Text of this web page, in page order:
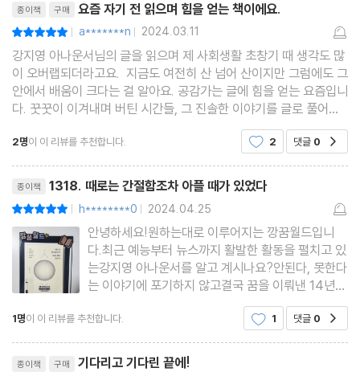
《때로는 간절함조차 아플 때가 있었다》는 14년 차 아나운서 강지영
의 실패와 시행착오에 관한 기록이다. 동시에 기회와 성장의 기록이
기도 하다. 저자는 누구든 자기 자신을 믿고, 조금씩 나아간다면 원
하는 미래에 다가갈 수 있다고 말한다. 그러면서 지금 힘든 순간을
지나고 있는 이들에게 그의 시간으로 증명한, 단단한 용기와 위로를
전한다.
2장. 두려움과 용기는 늘 함께 다닌다
노력하는 하루에 실패는 없다
결과를 내는 사람
잘하고 싶은 마음이 좋아하는 마음으로
긴장, 불안, 두려움을 다스리는 법
실수는 실패가 아니다
3장. 아직 아무것도 늦지 않았다
가만히 있으면서 성장하는 사람은 없다
종이책 구매 요즘 자기 전 읽으며 힘을 얻는 책이에요.
| a*******n | 2024.03.11
강지영 아나운서님의 글을 읽으며 제 사회생활 초창기 때 생각도 많
이 오버랩되더라고요. 지금도 여전히 산 넘어 산이지만 그럼에도 그
안에서 배움이 크다는 걸 알아요. 공감가는 글에 힘을 얻는 요즘입니
다. 꿋꿋이 이겨내며 버틴 시간들, 그 진솔한 이야기를 글로 풀어내
2명이 이 리뷰를 추천합니다. 2 댓글 0
종이책 1318. 때로는 간절함조차 아플 때가 있었다
| h********0 | 2024.04.25
안녕하세요!원하는대로 이루어지는 깡꿈월드입니
다.최근 예능부터 뉴스까지 활발한 활동을 펼치고 있
는강지영 아나운서를 알고 계시나요?안된다, 못한다
는 이야기에 포기하지 않고결국 꿈을 이뤄낸 14년
차 아나운서의 숨겨진 이야기.1318. " 때로는 간절함
조차 아플 때가 있었다. " 입니다.안정된 회계사의 길
을 뒤로하고 우연히 참가한 아나운서 오디션 프로그
램을 통해 방송사에 입사
1명이 이 리뷰를 추천합니다. 1 댓글 0
종이책 구매 기다리고 기다린 끝에!